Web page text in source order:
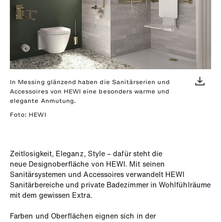
In Messing glänzend haben die Sanitärserien und
Accessoires von HEWI eine besonders warme und
elegante Anmutung.
Foto: HEWI
Zeitlosigkeit, Eleganz, Style – dafür steht die
neue Designoberfläche von HEWI. Mit seinen
Sanitärsystemen und Accessoires verwandelt HEWI
Sanitärbereiche und private Badezimmer in Wohlfühlräume
mit dem gewissen Extra.
Farben und Oberflächen eignen sich in der